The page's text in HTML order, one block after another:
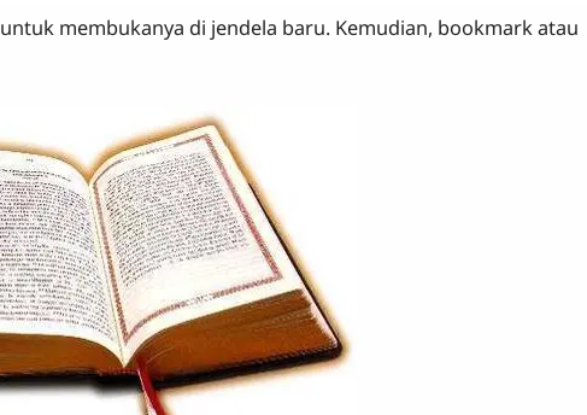
untuk membukanya di jendela baru. Kemudian, bookmark atau